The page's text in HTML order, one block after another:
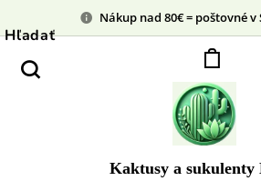
Nákup nad 80€ = poštovné v
Kaktusy a sukulenty
Hľadať